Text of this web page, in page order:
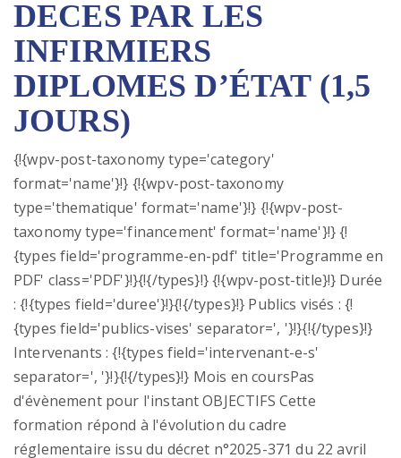
DECES PAR LES
INFIRMIERS
DIPLOMES D’ÉTAT (1,5
JOURS)
{!{wpv-post-taxonomy type='category'
format='name'}!} {!{wpv-post-taxonomy
type='thematique' format='name'}!} {!{wpv-post-
taxonomy type='financement' format='name'}!} {!
{types field='programme-en-pdf' title='Programme en
PDF' class='PDF'}!}{!{/types}!} {!{wpv-post-title}!} Durée
: {!{types field='duree'}!}{!{/types}!} Publics visés : {!
{types field='publics-vises' separator=', '}!}{!{/types}!}
Intervenants : {!{types field='intervenant-e-s'
separator=', '}!}{!{/types}!} Mois en coursPas
d'évènement pour l'instant OBJECTIFS Cette
formation répond à l'évolution du cadre
réglementaire issu du décret n°2025-371 du 22 avril